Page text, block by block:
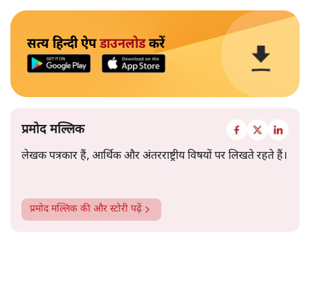
सत्य हिन्दी ऐपडाउनलोडकरें
प्रमोद मल्लिक
लेखक पत्रकार हैं, आर्थिक और अंतरराष्ट्रीय विषयों पर लिखते रहते हैं।
प्रमोद मल्लिक की और स्टोरी पढ़ें